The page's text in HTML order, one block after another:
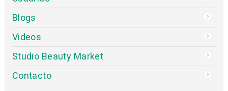
Blogs
Videos
Studio Beauty Market
Contacto